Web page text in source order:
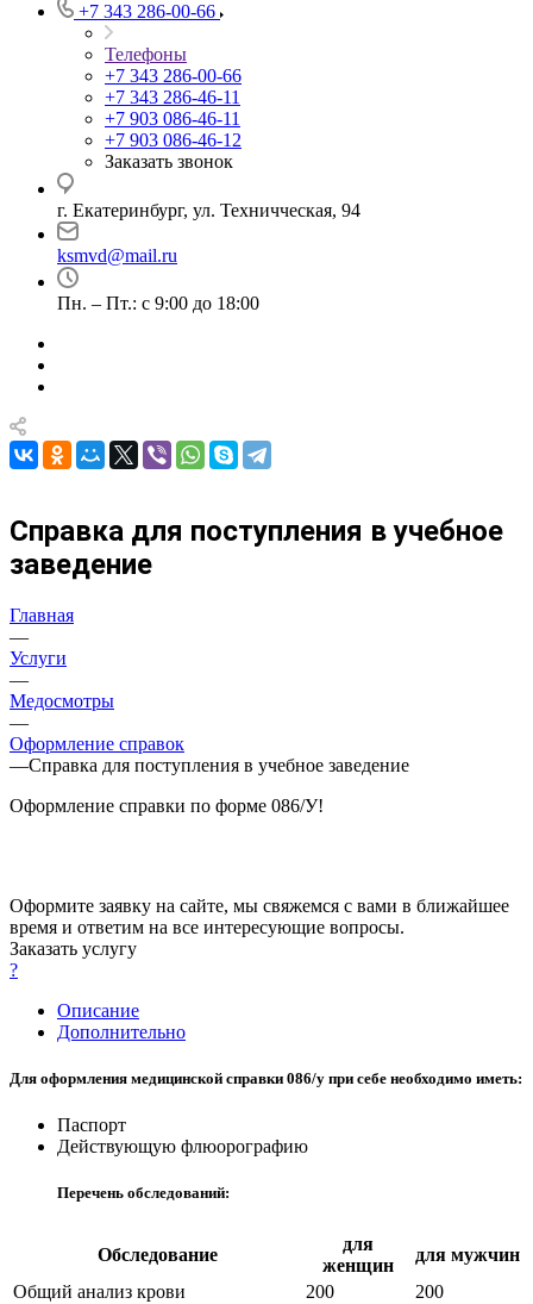
+7 343 286-00-66
Телефоны
+7 343 286-00-66
+7 343 286-46-11
+7 903 086-46-11
+7 903 086-46-12
Заказать звонок
г. Екатеринбург, ул. Техничческая, 94
ksmvd@mail.ru
Пн. – Пт.: с 9:00 до 18:00
Справка для поступления в учебное
заведение
Главная
—
Услуги
—
Медосмотры
—
Оформление справок
—Справка для поступления в учебное заведение
Оформление справки по форме 086/У!
Оформите заявку на сайте, мы свяжемся с вами в ближайшее
время и ответим на все интересующие вопросы.
Заказать услугу
?
Описание
Дополнительно
Для оформления медицинской справки 086/у при себе необходимо иметь:
Паспорт
Действующую флюорографию
Перечень обследований:
Обследование
для
женщин
для мужчин
Общий анализ крови
200
200